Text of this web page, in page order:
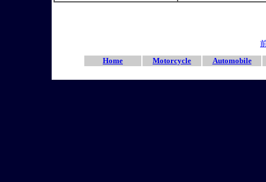
Home
Motorcycle Automobile